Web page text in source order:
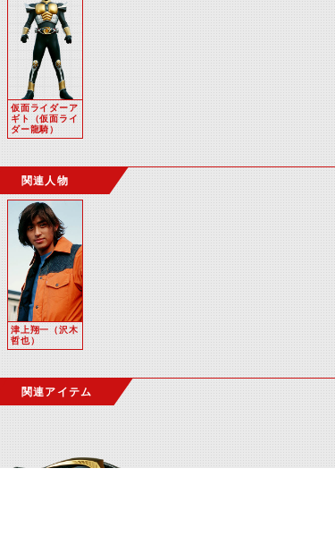
仮面ライダーア
ギト（仮面ライ
ダー龍騎）
関連人物
津上翔一（沢木
哲也）
関連アイテム